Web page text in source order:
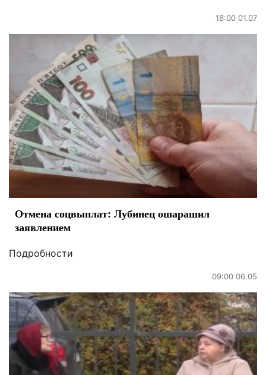
18:00 01.07
Отмена соцвыплат: Лубинец ошарашил
заявлением
Подробности
09:00 06.05